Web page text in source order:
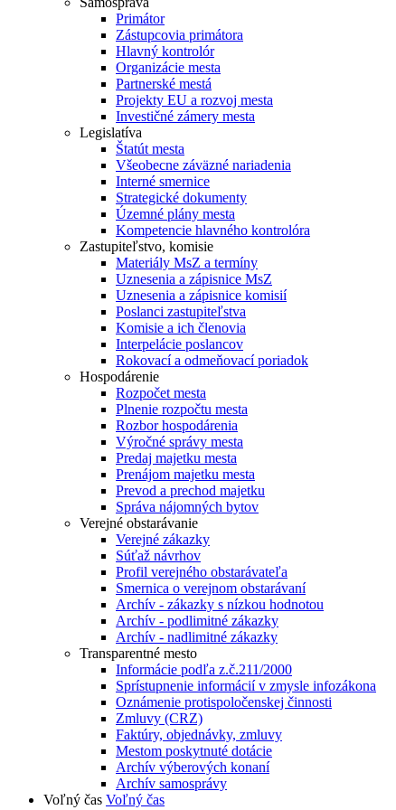
Primátor
Zástupcovia primátora
Hlavný kontrolór
Organizácie mesta
Partnerské mestá
Projekty EU a rozvoj mesta
Investičné zámery mesta
Legislatíva
Štatút mesta
Všeobecne záväzné nariadenia
Interné smernice
Strategické dokumenty
Územné plány mesta
Kompetencie hlavného kontrolóra
Zastupiteľstvo, komisie
Materiály MsZ a termíny
Uznesenia a zápisnice MsZ
Uznesenia a zápisnice komisií
Poslanci zastupiteľstva
Komisie a ich členovia
Interpelácie poslancov
Rokovací a odmeňovací poriadok
Hospodárenie
Rozpočet mesta
Plnenie rozpočtu mesta
Rozbor hospodárenia
Výročné správy mesta
Predaj majetku mesta
Prenájom majetku mesta
Prevod a prechod majetku
Správa nájomných bytov
Verejné obstarávanie
Verejné zákazky
Súťaž návrhov
Profil verejného obstarávateľa
Smernica o verejnom obstarávaní
Archív - zákazky s nízkou hodnotou
Archív - podlimitné zákazky
Archív - nadlimitné zákazky
Transparentné mesto
Informácie podľa z.č.211/2000
Sprístupnenie informácií v zmysle infozákona
Oznámenie protispoločenskej činnosti
Zmluvy (CRZ)
Faktúry, objednávky, zmluvy
Mestom poskytnuté dotácie
Archív výberových konaní
Archív samosprávy
Voľný čas Voľný čas